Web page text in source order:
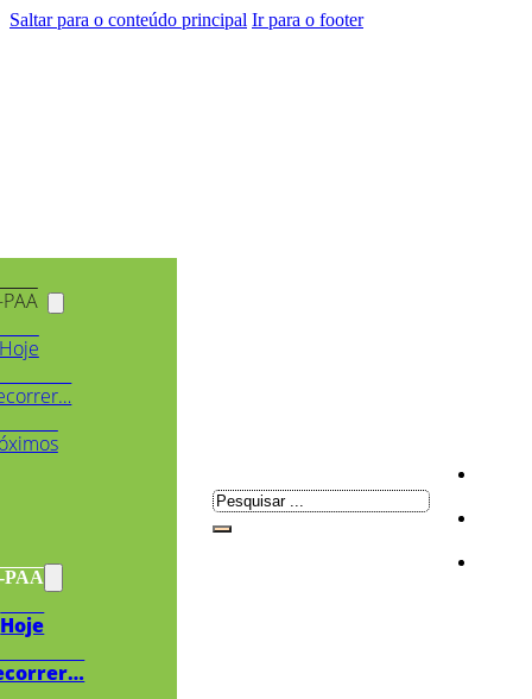
Saltar para o conteúdo principal Ir para o footer
PAA
Hoje
Pesquisar